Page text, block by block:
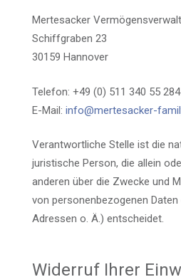
Mertesacker
Schiffgraben 23
30159 Hannover
Telefon: +49 (0) 511 340 55 284
E-Mail: info@mertesacker-
Verantwortliche Stelle ist die
juristische Person, die allein
anderen über die Zwecke und
von personenbezogenen Daten
Adressen o. Ä.) entscheidet.
Widerruf Ihrer